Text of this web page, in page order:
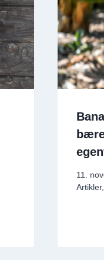
11.
Artikler,